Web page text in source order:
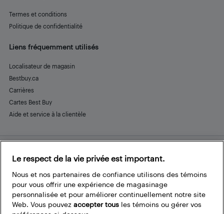
Termes et conditions
Politique de confidentialité
Liens fréquemment utilisés
Localisateur de magasin
Bestbuy.ca
Carrières
Cartes Best Buy
Aide et service à la clientèle
Restez connecté
FacebookInstagram
PinterestLinkedInYouTube
Le respect de la vie privée est important.
Nous et nos partenaires de confiance utilisons des témoins
pour vous offrir une expérience de magasinage
personnalisée et pour améliorer continuellement notre site
Web. Vous pouvez accepter tous les témoins ou gérer vos